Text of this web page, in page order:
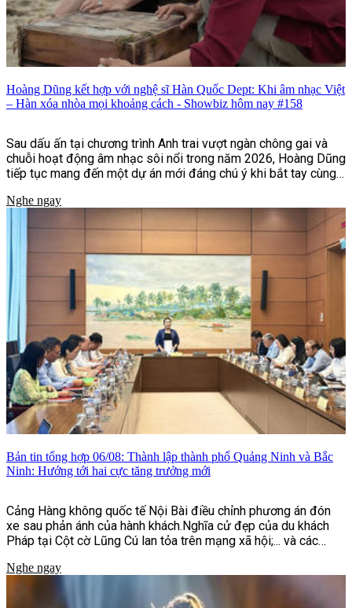
Hoàng Dũng kết hợp với nghệ sĩ Hàn Quốc Dept: Khi âm nhạc Việt
– Hàn xóa nhòa mọi khoảng cách - Showbiz hôm nay #158
Sau dấu ấn tại chương trình Anh trai vượt ngàn chông gai và
chuỗi hoạt động âm nhạc sôi nổi trong năm 2026, Hoàng Dũng
tiếp tục mang đến một dự án mới đáng chú ý khi bắt tay cùng
Nghe ngay
Bản tin tổng hợp 06/08: Thành lập thành phố Quảng Ninh và Bắc
Ninh: Hướng tới hai cực tăng trưởng mới
Cảng Hàng không quốc tế Nội Bài điều chỉnh phương án đón
xe sau phản ánh của hành khách.Nghĩa cử đẹp của du khách
Pháp tại Cột cờ Lũng Cú lan tỏa trên mạng xã hội;... và các
Nghe ngay